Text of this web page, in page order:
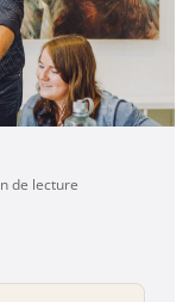
de lecture